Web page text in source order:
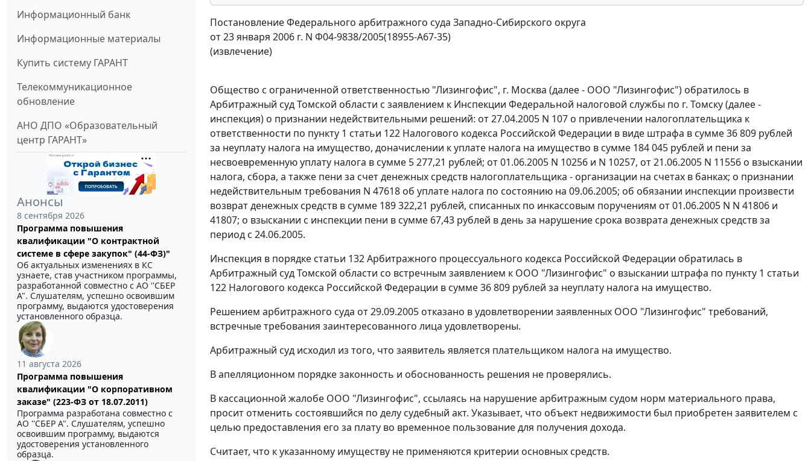
Информационный банк
Информационные материалы
Купить систему ГАРАНТ
Телекоммуникационное
обновление
АНО ДПО «Образовательный
центр ГАРАНТ»
Анонсы
8 сентября 2026
Программа повышения
квалификации "О контрактной
системе в сфере закупок" (44-ФЗ)"
Об актуальных изменениях в КС
узнаете, став участником программы,
разработанной совместно с АО ''СБЕР
А". Слушателям, успешно освоившим
программу, выдаются удостоверения
установленного образца.
11 августа 2026
Программа повышения
квалификации "О корпоративном
заказе" (223-ФЗ от 18.07.2011)
Программа разработана совместно с
АО ''СБЕР А". Слушателям, успешно
освоившим программу, выдаются
удостоверения установленного
образца.
Постановление Федерального арбитражного суда Западно-Сибирского округа
от 23 января 2006 г. N Ф04-9838/2005(18955-А67-35)
(извлечение)
Общество с ограниченной ответственностью "Лизингофис", г. Москва (далее - ООО "Лизингофис") обратилось в
Арбитражный суд Томской области с заявлением к Инспекции Федеральной налоговой службы по г. Томску (далее -
инспекция) о признании недействительными решений: от 27.04.2005 N 107 о привлечении налогоплательщика к
ответственности по пункту 1 статьи 122 Налогового кодекса Российской Федерации в виде штрафа в сумме 36 809 рублей
за неуплату налога на имущество, доначислении к уплате налога на имущество в сумме 184 045 рублей и пени за
несвоевременную уплату налога в сумме 5 277,21 рублей; от 01.06.2005 N 10256 и N 10257, от 21.06.2005 N 11556 о взыскании
налога, сбора, а также пени за счет денежных средств налогоплательщика - организации на счетах в банках; о признании
недействительным требования N 47618 об уплате налога по состоянию на 09.06.2005; об обязании инспекции произвести
возврат денежных средств в сумме 189 322,21 рублей, списанных по инкассовым поручениям от 01.06.2005 N N 41806 и
41807; о взыскании с инспекции пени в сумме 67,43 рублей в день за нарушение срока возврата денежных средств за
период с 24.06.2005.
Инспекция в порядке статьи 132Арбитражного процессуального кодекса Российской Федерации обратилась в
Арбитражный суд Томской области со встречным заявлением к ООО "Лизингофис" о взыскании штрафа по пункту 1 статьи
122 Налогового кодекса Российской Федерации в сумме 36 809 рублей за неуплату налога на имущество.
Решением арбитражного суда от 29.09.2005 отказано в удовлетворении заявленных ООО "Лизингофис" требований,
встречные требования заинтересованного лица удовлетворены.
Арбитражный суд исходил из того, что заявитель является плательщиком налога на имущество.
В апелляционном порядке законность и обоснованность решения не проверялись.
В кассационной жалобе ООО "Лизингофис", ссылаясь на нарушение арбитражным судом норм материального права,
просит отменить состоявшийся по делу судебный акт. Указывает, что объект недвижимости был приобретен заявителем с
целью предоставления его за плату во временное пользование для получения дохода.
Считает, что к указанному имуществу не применяются критерии основных средств.